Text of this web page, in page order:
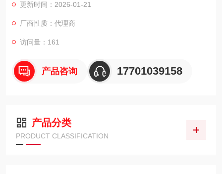
更新时间：2026-01-21
厂商性质：代理商
访问量：161
产品咨询 17701039158
产品分类
PRODUCT CLASSIFICATION